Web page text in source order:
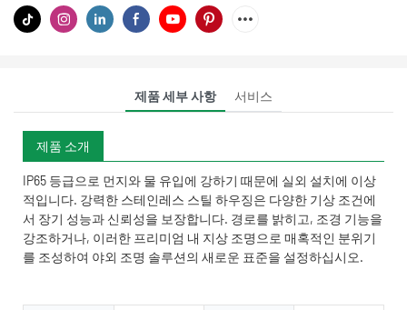
제품 세부 사항 서비스
제품 소개
IP65 등급으로 먼지와 물 유입에 강하기 때문에 실외 설치에 이상
적입니다. 강력한 스테인레스 스틸 하우징은 다양한 기상 조건에
서 장기 성능과 신뢰성을 보장합니다. 경로를 밝히고, 조경 기능을
강조하거나, 이러한 프리미엄 내 지상 조명으로 매혹적인 분위기
를 조성하여 야외 조명 솔루션의 새로운 표준을 설정하십시오.